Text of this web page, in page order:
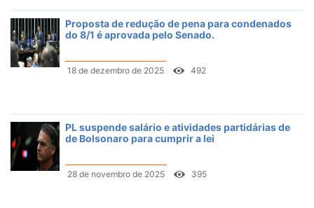
Proposta de redução de pena para condenados
do 8/1 é aprovada pelo Senado.
18 de dezembro de 2025 492
PL suspende salário e atividades partidárias de
de Bolsonaro para cumprir a lei
28 de novembro de 2025 395